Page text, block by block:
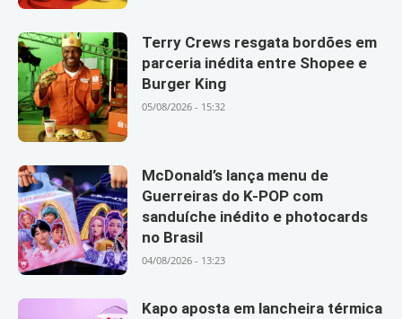
Terry Crews resgata bordões em
parceria inédita entre Shopee e
Burger King
05/08/2026 - 15:32
McDonald’s lança menu de
Guerreiras do K-POP com
sanduíche inédito e photocards
no Brasil
04/08/2026 - 13:23
Kapo aposta em lancheira térmica